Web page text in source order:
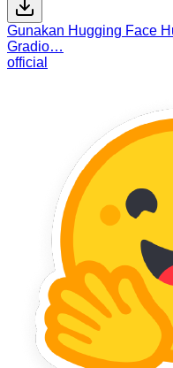
Gunakan Hugging Face
Gradio…
official